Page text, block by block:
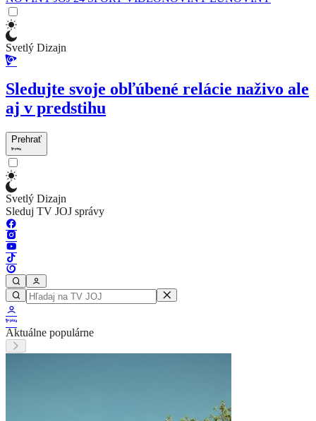
Svetlý Dizajn
Sledujte svoje obľúbené relácie naživo ale
aj v predstihu
Prehrať
Svetlý Dizajn
Sleduj TV JOJ správy
Aktuálne populárne